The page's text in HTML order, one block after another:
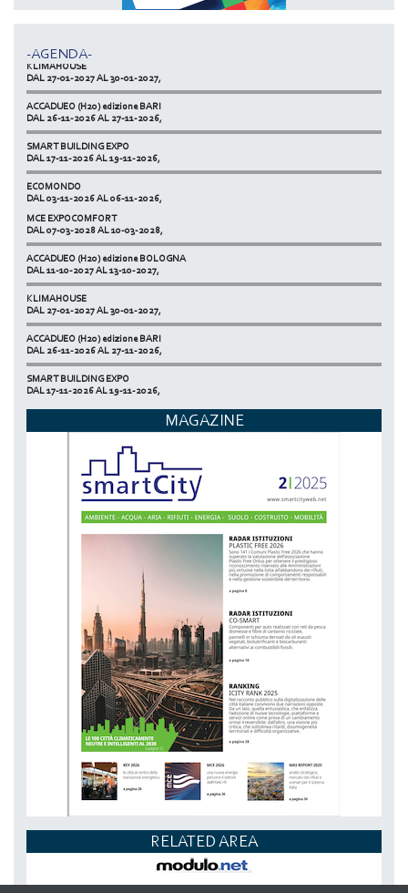
-AGENDA-
ACCADUEO (H20) edizione BOLOGNA
KLIMAHOUSE
DAL 27-01-2027 AL 30-01-2027,
ACCADUEO (H20) edizione BARI
DAL 26-11-2026 AL 27-11-2026,
SMART BUILDING EXPO
DAL 17-11-2026 AL 19-11-2026,
ECOMONDO
DAL 03-11-2026 AL 06-11-2026,
NETZERO MILAN - EXPO SUMMIT
DAL 20-10-2026 AL 22-10-2026,
MCE EXPOCOMFORT
DAL 07-03-2028 AL 10-03-2028,
ACCADUEO (H20) edizione BOLOGNA
DAL 11-10-2027 AL 13-10-2027,
KLIMAHOUSE
DAL 27-01-2027 AL 30-01-2027,
ACCADUEO (H20) edizione BARI
DAL 26-11-2026 AL 27-11-2026,
SMART BUILDING EXPO
DAL 17-11-2026 AL 19-11-2026,
NETZERO MILAN - EXPO SUMMIT
DAL 20-10-2026 AL 22-10-2026,
MAGAZINE
RELATED AREA